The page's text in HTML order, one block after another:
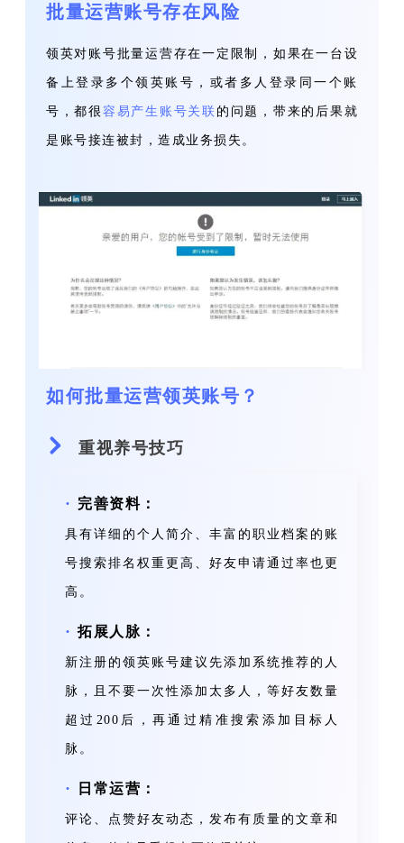
批量运营账号存在风险
领英对账号批量运营存在一定限制，如果在一台设
备上登录多个领英账号，或者多人登录同一个账
号，都很 容易产生账号关联 的问题，带来的后果就
是账号接连被封，造成业务损失。
如何批量运营领英账号？
重视养号技巧
· 完善资料：
具有详细的个人简介、丰富的职业档案的账
号搜索排名权重更高、好友申请通过率也更
高。
·拓展人脉：
新注册的领英账号建议先添加系统推荐的人
脉，且不要一次性添加太多人，等好友数量
超过200后，再通过精准搜索添加目标人
脉。
· 日常运营：
评论、点赞好友动态，发布有质量的文章和